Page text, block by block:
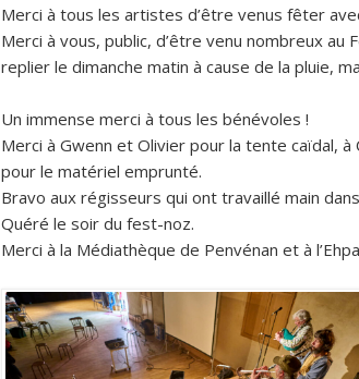
Merci à tous les artistes d’être venus fêter
Merci à vous, public, d’être venu nombreux
replier le dimanche matin à cause de la pluie,
Un immense merci à tous les bénévoles !
Merci à Gwenn et Olivier pour la tente caïdal,
pour le matériel emprunté.
Bravo aux régisseurs qui ont travaillé main
Quéré le soir du fest-noz.
Merci à la Médiathèque de Penvénan et à